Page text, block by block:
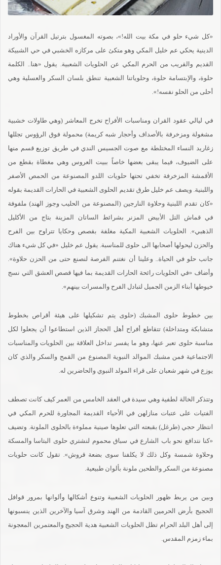
«كل شيء حلو في مكة بيت الله!»، بصوته المغسول بترتيل القرآن والأوراد
الدينية يحكي عم خليل المكي وهو متكئ على مركازه الخشبي في حي الشبيكة
القديم والقريب من الحرم المكي عن الحلويات الشعبية. يقول «هنا.. الكلمة
حلوة، والإبتسامة حلوة، وحلوياتنا الشعبية تنطق بلسان السكر والعسلية وهي
أحلى من الحلو نفسه!».
في ليالي عقود القران ومناسبات الأفراح تخرج المعاشر (وهي طاولات خشبية
مشغولة ومزخرفة بالأصداف وأحجار شبه كريمة) محمولة فوق الرؤوس تجللها
زغاريد النساء المختلطة مع صوت الجسيس الندي في طريق توزيع قسم منها
على الضيوف، فيما يبقى بعضها خاصاً ببيت العروس وهي مغطاة بقطع من
الأقمشة المزخرفة تخفي تحتها حلويات اللدو المصنوعة من الحمص الأصفر
واللبنية. ويصف عم خليل طرق تقديم الحلوى الشعبية في الحارات القديمة بقوله
«كان تقدم اللبنية وحلاوة النارجين (المصنوعة من الحليب وجوز الهند) ملفوفة
في قماش التل الأبيض المزنر بشرائط الساتان المزينة بتاج من الأكليل
الذهبي». الحلويات الشعبية المكية مغلفة بقصص وحكايا تتراوح بين الفرح
والحزن ليحولها أصحابها الى حلوى للمناسبة. يقول عم خليل «في كل شيء هناك
جانب حلو في الحياة.. وعلينا أن نغتنم الفرصة لنصنع حتى من الحزن حلاوة».
وأضاف «في الحلويات رائحة الحارات القديمة بما فيها قصص العشق التي نسج
خيوطها أبناء الزمن الجميل لتبادل الفرح والمسرات بينهم».
بين خطوط حلوى المشبك (حلوى يتم تشكيلها على هيئة أقراص بخطوط
متشابكة ومتداخلة) تتقاطع أفراح أهل الحجاز الذين استطاعوا أن يجعلوا لكل
مناسبة حلوى تعبر عنها، وهو ما يفسر تداخل العلاقة بين الحلويات والمناسبات
الاجتماعية فمن مشبك الموالد النبوية المصنوع من القمح والسكر والذي كان
يوزع في شهر شعبان على قراء المولد النبوي والحاضرين له.
وتتذكر الخالة لطفية وهي سيدة في العقد الخامس من العمر كيف كانت تصطف
الفتيات على عتبات منازلهن في الأحياء القديمة المجاورة للحرم المكي في
انتظار حجي (طرغل) بقبعته التي تعلوها صينية مملوءة بالحلوى الملونة. وتضيف
«كنا نتدافع نحو باب الشارع في سباق محموم لنشتري حلوى البتاسا والمسكة
وحلاوة شمسة وكل ذلك لا يكلفنا سوى بضعة قروش». تقول كانت حلويات
مصنوعة من السكر والطحين ملونة بألوان طبيعية.
وبين من يربط ظهور الحلويات الشعبية وتنوع أشكالها وألوانها بمرور قوافل
الحجيج بأرض الحرمين القادمة من الهند وشرق آسيا والآخرين الذين ينسبونها
إلى أهل البلد الحرام تظل الحلويات الشعبية هدية الحجيج والمعتمرين المعجونة
بماء زمزم المقدس.